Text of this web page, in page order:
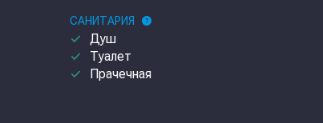
САНИТАРИЯ help
done Душ
done Туалет
done Прачечная